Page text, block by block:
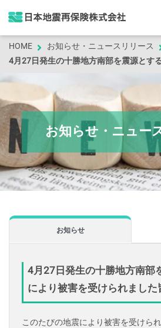
HOME
お知らせ・ニュースリリース
お知らせ・ニュー
お知らせ
4月27日発生の十勝地方南部
により被害を受けられました
このたびの地震により被害を受けら